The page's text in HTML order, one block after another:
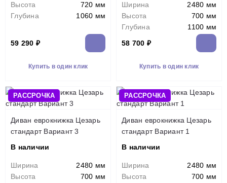
Высота
720 мм
Глубина
1060 мм
59 290 ₽
Купить в один клик
Ширина
2480 мм
Высота
700 мм
Глубина
1100 мм
58 700 ₽
Купить в один клик
РАССРОЧКА
Диван еврокнижка Цезарь
стандарт Вариант 3
В наличии
Ширина
2480 мм
Высота
700 мм
РАССРОЧКА
Диван еврокнижка Цезарь
стандарт Вариант 1
В наличии
Ширина
2480 мм
Высота
700 мм